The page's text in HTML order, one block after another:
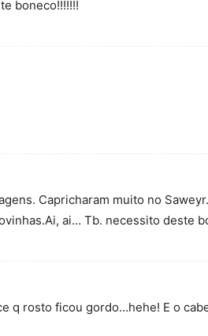
boneco!!!!!!!
Capricharam muito no
ai… Tb. necessito deste
q rosto ficou gordo…hehe! E o